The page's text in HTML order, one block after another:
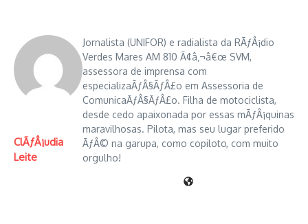
ClÃƒÂ¡udia
Leite
Jornalista (UNIFOR) e radialista da RÃƒÂ¡dio
Verdes Mares AM 810 Ã¢â‚¬â€œ SVM,
assessora de imprensa com
especializaÃƒÂ§ÃƒÂ£o em Assessoria de
ComunicaÃƒÂ§ÃƒÂ£o. Filha de motociclista,
desde cedo apaixonada por essas mÃƒÂ¡quinas
maravilhosas. Pilota, mas seu lugar preferido
ÃƒÂ© na garupa, como copiloto, com muito
orgulho!